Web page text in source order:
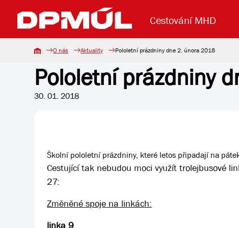
Cestování MHD
Uzavření mostu Dr. E. Beneše Koupit jízdenku
Lanová dráha Reklama
Základní údaje Aktuality
O nás Aktuality Pololetní prázdniny dne 2. února 2018
Pololetní prázdniny
30. 01. 2018
Školní pololetní prázdniny, které letos připadají na
Cestující tak nebudou moci využít trolejbusové
27:
Změněné spoje na linkách: